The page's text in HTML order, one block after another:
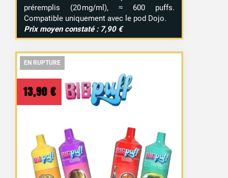
préremplis (20 mg/ml), ≈ 600 puffs.
Compatible uniquement avec le pod Dojo.
Prix moyen constaté : 7,90 €
EN RUPTURE
EN RUPTURE
13,90 €
EN RUPTURE